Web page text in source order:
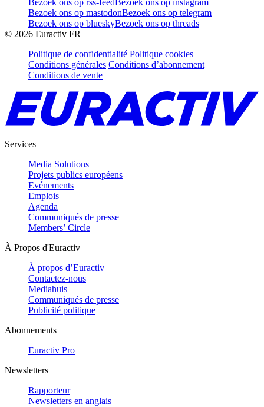
Bezoek ons op rss-feed Bezoek ons op instagram
Bezoek ons op mastodonBezoek ons op telegram
Bezoek ons op blueskyBezoek ons op threads
© 2026 Euractiv FR
Politique de confidentialité Politique cookies
Conditions générales Conditions d’abonnement
Conditions de vente
Services
Media Solutions
Projets publics européens
Evénements
Emplois
Agenda
Communiqués de presse
Members’ Circle
À Propos d'Euractiv
À propos d’Euractiv
Contactez-nous
Mediahuis
Communiqués de presse
Publicité politique
Abonnements
Euractiv Pro
Newsletters
Rapporteur
Newsletters en anglais